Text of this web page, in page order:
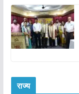
राज्य